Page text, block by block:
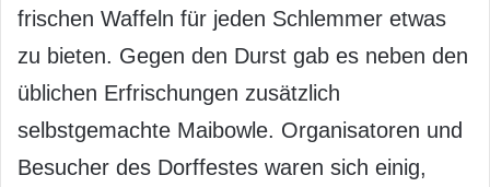
frischen Waffeln für jeden Schlemmer etwas
zu bieten. Gegen den Durst gab es neben den
üblichen Erfrischungen zusätzlich
selbstgemachte Maibowle. Organisatoren und
Besucher des Dorffestes waren sich einig,